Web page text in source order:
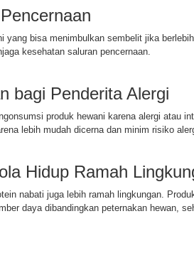
yang bisa menimbulkan sembelit jika
kesehatan saluran pencernaan.
bagi Penderita Alergi
produk hewani karena alergi atau
lebih mudah dicerna dan minim risiko
Hidup Ramah
nabati juga lebih ramah lingkungan.
daya dibandingkan peternakan hewan,